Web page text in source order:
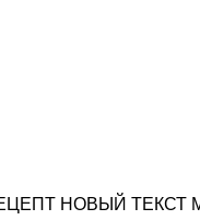
НОВЫЙ ТЕКСТ